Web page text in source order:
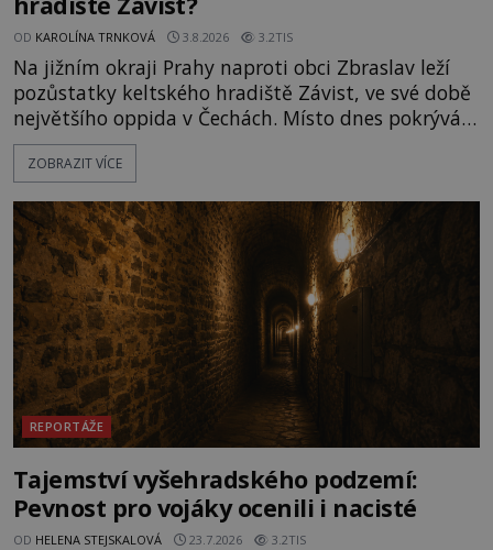
OD KAROLÍNA TRNKOVÁ 3.8.2026 3.2TIS
Na jižním okraji Prahy naproti obci Zbraslav leží
pozůstatky keltského hradiště Závist, ve své době
největšího oppida v Čechách. Místo dnes pokrývá
les, zbytky po kdysi monumentálním hradišti jsou
ale v terénu patrné stále. Co dalšího tu po Keltech
vrch Hr
ZOBRAZIT VÍCE
REPORTÁŽE
Tajemství vyšehradského podzemí:
Pevnost pro vojáky ocenili i nacisté
OD HELENA STEJSKALOVÁ 23.7.2026 3.2TIS